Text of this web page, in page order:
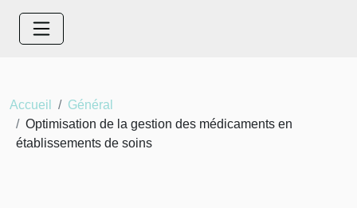
Accueil
Général
Optimisation de la gestion des médicaments en
établissements de soins